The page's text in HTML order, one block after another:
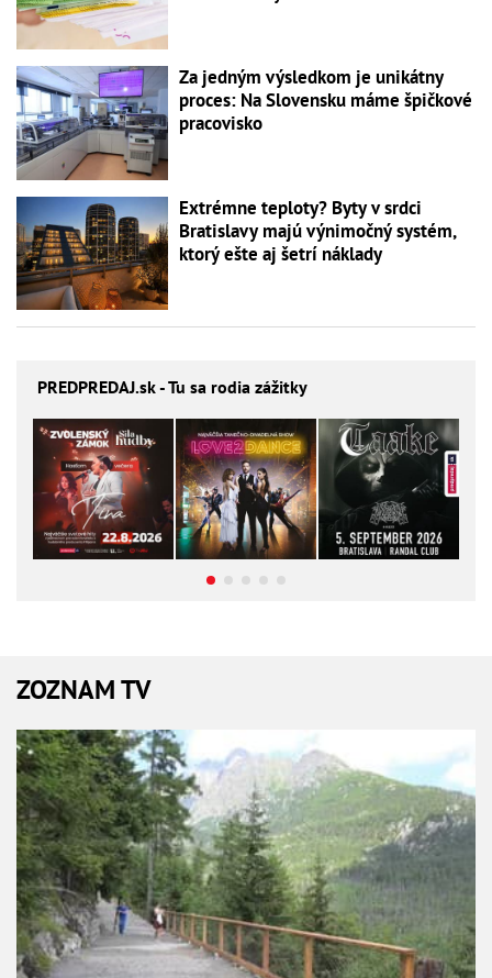
Za jedným výsledkom je unikátny
proces: Na Slovensku máme špičkové
pracovisko
Extrémne teploty? Byty v srdci
Bratislavy majú výnimočný systém,
ktorý ešte aj šetrí náklady
PREDPREDAJ.sk - Tu sa rodia zážitky
ZOZNAM TV